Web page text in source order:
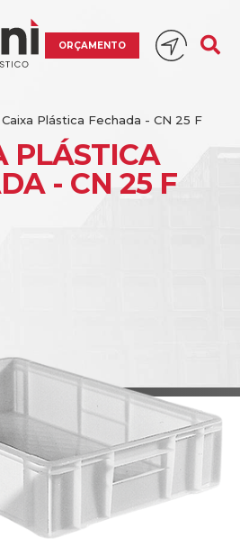
ORÇAMENTO
Caixa Plástica Fechada - CN 25 F
PLÁSTICA
- CN 25 F